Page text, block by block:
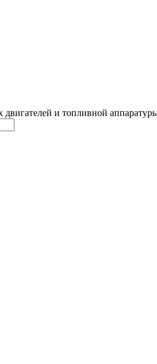
двигателей и топливной